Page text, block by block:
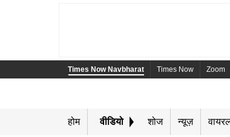
Times Now Navbharat Times Now Zoom
होम वीडियो शोज न्यूज़